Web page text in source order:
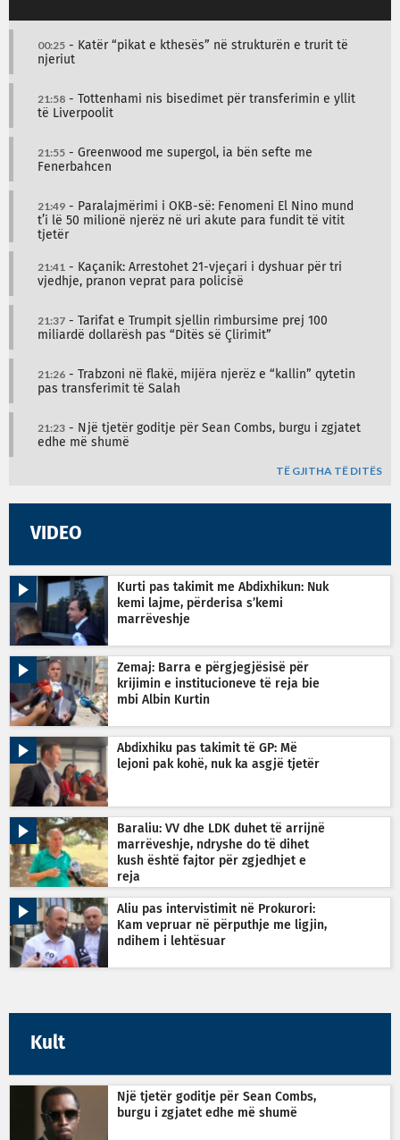
00:25 - Katër “pikat e kthesës” në strukturën e trurit të
njeriut
21:58 - Tottenhami nis bisedimet për transferimin e yllit
të Liverpoolit
21:55 - Greenwood me supergol, ia bën sefte me
Fenerbahcen
21:49 - Paralajmërimi i OKB-së: Fenomeni El Nino mund
t’i lë 50 milionë njerëz në uri akute para fundit të vitit
tjetër
21:41 - Kaçanik: Arrestohet 21-vjeçari i dyshuar për tri
vjedhje, pranon veprat para policisë
21:37 - Tarifat e Trumpit sjellin rimbursime prej 100
miliardë dollarësh pas “Ditës së Çlirimit”
21:26 - Trabzoni në flakë, mijëra njerëz e “kallin” qytetin
pas transferimit të Salah
21:23 - Një tjetër goditje për Sean Combs, burgu i zgjatet
edhe më shumë
TË GJITHA TË DITËS
VIDEO
Kurti pas takimit me Abdixhikun: Nuk
kemi lajme, përderisa s’kemi
marrëveshje
Zemaj: Barra e përgjegjësisë për
krijimin e institucioneve të reja bie
mbi Albin Kurtin
Abdixhiku pas takimit të GP: Më
lejoni pak kohë, nuk ka asgjë tjetër
Baraliu: VV dhe LDK duhet të arrijnë
marrëveshje, ndryshe do të dihet
kush është fajtor për zgjedhjet e
reja
Aliu pas intervistimit në Prokurori:
Kam vepruar në përputhje me ligjin,
ndihem i lehtësuar
Kult
Një tjetër goditje për Sean Combs,
burgu i zgjatet edhe më shumë